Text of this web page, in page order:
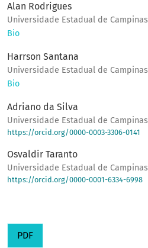
Alan Rodrigues
Universidade Estadual de Campinas
Bio
Harrson Santana
Universidade Estadual de Campinas
Bio
Adriano da Silva
Universidade Estadual de Campinas
https://orcid.org/0000-0003-3306-0141
Osvaldir Taranto
Universidade Estadual de Campinas
https://orcid.org/0000-0001-6334-6998
PDF